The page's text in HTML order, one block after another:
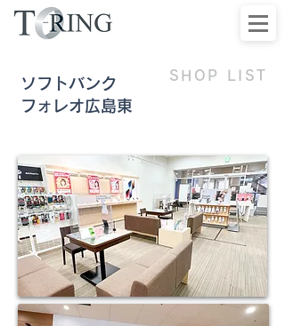
ソフトバンク
フォレオ広島東
SHOP LIST